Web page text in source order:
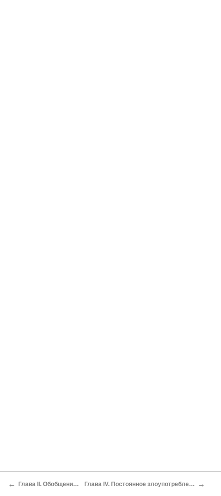
← Глава II. Обобщение основного принципа Глава IV. Постоянное злоупотребление правительственной прерогативой →